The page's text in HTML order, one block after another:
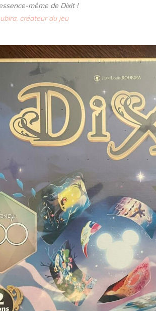
même de Dixit !
créateur du jeu